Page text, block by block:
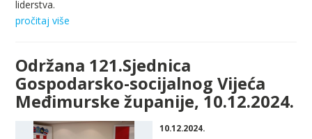
liderstva.
pročitaj više
Održana 121.Sjednica
Gospodarsko-socijalnog Vijeća
Međimurske županije, 10.12.2024.
10.12.2024.